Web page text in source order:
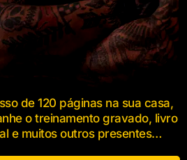
de 120 páginas na sua casa,
o treinamento gravado, livro
e muitos outros presentes…